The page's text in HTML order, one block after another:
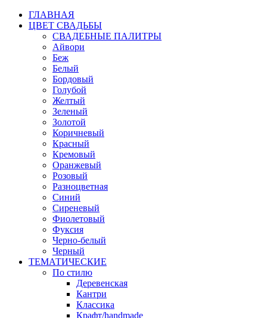
ГЛАВНАЯ
ЦВЕТ СВАДЬБЫ
СВАДЕБНЫЕ ПАЛИТРЫ
Айвори
Беж
Белый
Бордовый
Голубой
Желтый
Зеленый
Золотой
Коричневый
Красный
Кремовый
Оранжевый
Розовый
Разноцветная
Синий
Сиреневый
Фиолетовый
Фуксия
Черно-белый
Черный
ТЕМАТИЧЕСКИЕ
По стилю
Деревенская
Кантри
Классика
Крафт/handmade